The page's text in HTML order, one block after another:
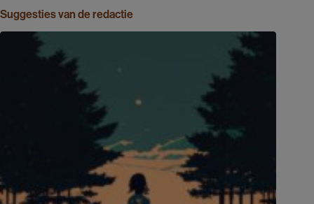
Suggesties van de redactie